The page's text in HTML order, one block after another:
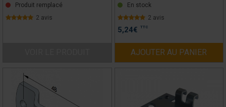
Produit remplacé
2 avis
En stock
2 avis
5,24€ TTC
AJOUTER AU PANIER